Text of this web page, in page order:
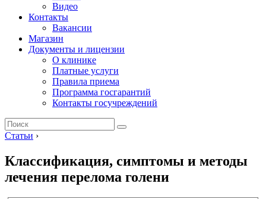
Видео
Контакты
Вакансии
Магазин
Документы и лицензии
О клинике
Платные услуги
Правила приема
Программа госгарантий
Контакты госучреждений
Статьи ›
Классификация, симптомы и методы
лечения перелома голени